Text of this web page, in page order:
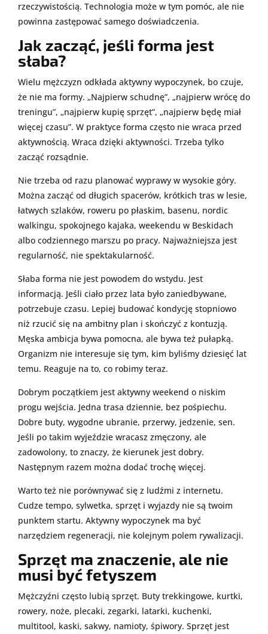
rzeczywistością. Technologia może w tym pomóc, ale nie
powinna zastępować samego doświadczenia.
Jak zacząć, jeśli forma jest
słaba?
Wielu mężczyzn odkłada aktywny wypoczynek, bo czuje,
że nie ma formy. „Najpierw schudnę”, „najpierw wrócę do
treningu”, „najpierw kupię sprzęt”, „najpierw będę miał
więcej czasu”. W praktyce forma często nie wraca przed
aktywnością. Wraca dzięki aktywności. Trzeba tylko
zacząć rozsądnie.
Nie trzeba od razu planować wyprawy w wysokie góry.
Można zacząć od długich spacerów, krótkich tras w lesie,
łatwych szlaków, roweru po płaskim, basenu, nordic
walkingu, spokojnego kajaka, weekendu w Beskidach
albo codziennego marszu po pracy. Najważniejsza jest
regularność, nie spektakularność.
Słaba forma nie jest powodem do wstydu. Jest
informacją. Jeśli ciało przez lata było zaniedbywane,
potrzebuje czasu. Lepiej budować kondycję stopniowo
niż rzucić się na ambitny plan i skończyć z kontuzją.
Męska ambicja bywa pomocna, ale bywa też pułapką.
Organizm nie interesuje się tym, kim byliśmy dziesięć lat
temu. Reaguje na to, co robimy teraz.
Dobrym początkiem jest aktywny weekend o niskim
progu wejścia. Jedna trasa dziennie, bez pośpiechu.
Dobre buty, wygodne ubranie, przerwy, jedzenie, sen.
Jeśli po takim wyjeździe wracasz zmęczony, ale
zadowolony, to znaczy, że kierunek jest dobry.
Następnym razem można dodać trochę więcej.
Warto też nie porównywać się z ludźmi z internetu.
Cudze tempo, sylwetka, sprzęt i wyjazdy nie są twoim
punktem startu. Aktywny wypoczynek ma być
narzędziem regeneracji, nie kolejnym polem rywalizacji.
Sprzęt ma znaczenie, ale nie
musi być fetyszem
Mężczyźni często lubią sprzęt. Buty trekkingowe, kurtki,
rowery, noże, plecaki, zegarki, latarki, kuchenki,
multitool, kaski, sakwy, namioty, śpiwory. Sprzęt jest